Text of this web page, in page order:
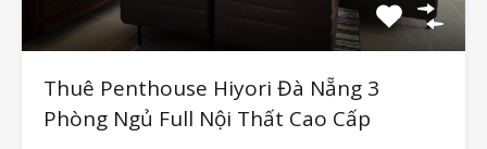
Thuê Penthouse Hiyori Đà Nẵng 3
Phòng Ngủ Full Nội Thất Cao Cấp